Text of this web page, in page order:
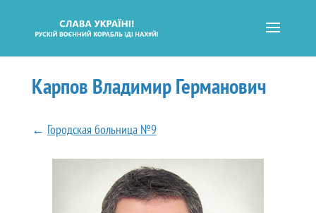
Карпов Владимир Германович
← Городская больница №9